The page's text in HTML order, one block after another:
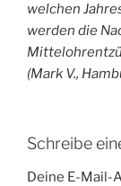
welchen
werden die
(Mark V.,
Schreibe
Deine E-Mail-